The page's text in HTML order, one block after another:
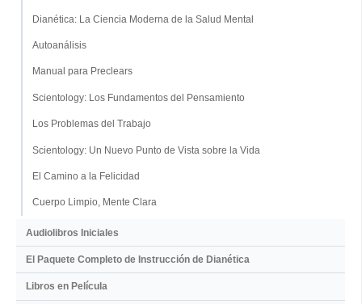
Dianética: La Ciencia Moderna de la Salud Mental
Autoanálisis
Manual para Preclears
Scientology: Los Fundamentos del Pensamiento
Los Problemas del Trabajo
Scientology: Un Nuevo Punto de Vista sobre la Vida
El Camino a la Felicidad
Cuerpo Limpio, Mente Clara
Audiolibros Iniciales
El Paquete Completo de Instrucción de Dianética
Libros en Película